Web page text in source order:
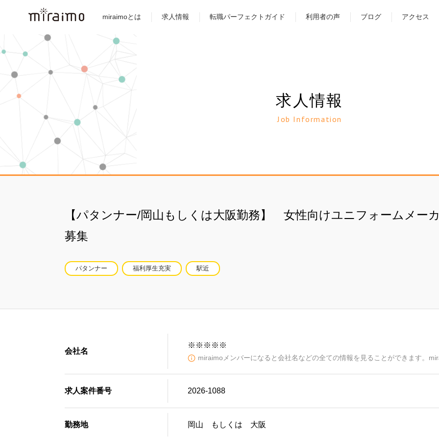
miraimoとは 求人情報 転職パーフェクトガイド 利用者の声 ブログ アクセス
求人情報
Job Information
【パタンナー/岡山もしくは大阪勤務】 女性向けユニフォームメー
募集
パタンナー 福利厚生充実 駅近
会社名
※※※※※
miraimoメンバーになると会社名などの全ての情報を見ることができます。
求人案件番号 2026-1088
勤務地 岡山 もしくは 大阪